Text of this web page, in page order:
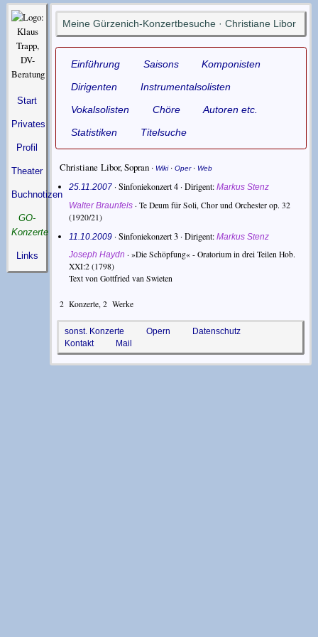
Start
Privates
Profil
Theater
Buchnotizen
GO-
Konzerte
Links
Meine Gürzenich-Konzertbesuche · Christiane Libor
Einführung Saisons
Komponisten
Dirigenten
Instrumentalsolisten
Vokalsolisten
Chöre
Autoren etc.
Statistiken
Titelsuche
Christiane Libor,Sopran ·Wiki·Oper·Web
25.11.2007 · Sinfoniekonzert 4 ·Dirigent Markus Stenz
Walter Braunfels ·Te Deum für Soli, Chor und Orchester op. 32
(1920/21)
11.10.2009 · Sinfoniekonzert 3 ·Dirigent Markus Stenz
Joseph Haydn ·»Die Schöpfung« - Oratorium in drei Teilen Hob.
XXI:2 (1798)
Text von Gottfried van Swieten
2Konzerte, 2Werke
sonst. Konzerte Opern
Datenschutz
Kontakt
Mail